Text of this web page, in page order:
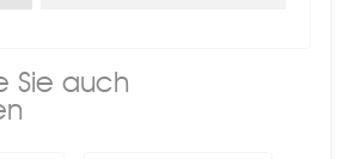
Sie auch